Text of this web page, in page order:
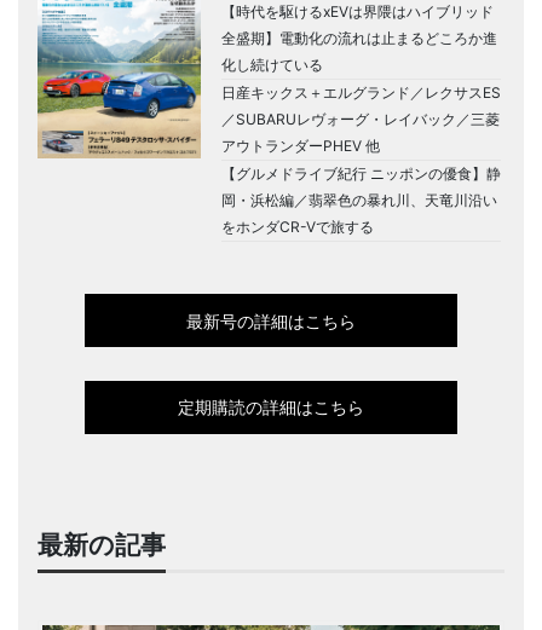
【時代を駆けるxEVは界隈はハイブリッド
全盛期】電動化の流れは止まるどころか進
化し続けている
日産キックス＋エルグランド／レクサスES
／SUBARUレヴォーグ・レイバック／三菱
アウトランダーPHEV 他
【グルメドライブ紀行 ニッポンの優食】静
岡・浜松編／翡翠色の暴れ川、天竜川沿い
をホンダCR-Vで旅する
最新号の詳細はこちら
定期購読の詳細はこちら
最新の記事